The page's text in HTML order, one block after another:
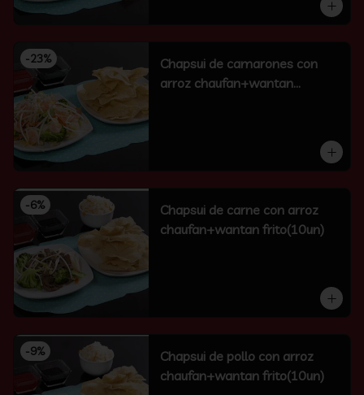
-23%
Chapsui de camarones con
arroz chaufan+wantan
-6%
Chapsui de carne con arroz
chaufan+wantan frito(10un)
-9%
Chapsui de pollo con arroz
chaufan+wantan frito(10un)